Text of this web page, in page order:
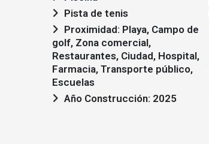
Pista de tenis
golf, Zona comercial,
Restaurantes, Ciudad, Hospital,
Farmacia, Transporte público,
Escuelas
Año Construcción: 2025